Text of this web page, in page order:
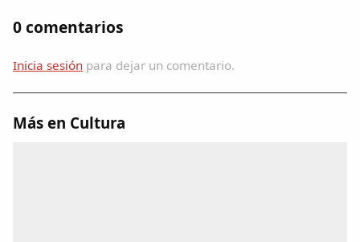
Apodos
Peñas
0 comentarios
Inicia sesión para dejar un comentario.
Más en Cultura